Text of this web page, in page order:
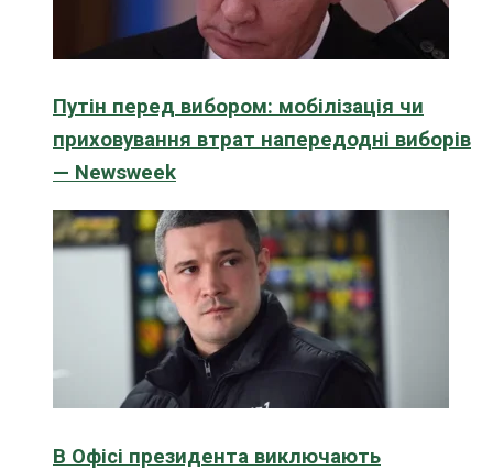
Путін перед вибором: мобілізація чи
приховування втрат напередодні виборів
— Newsweek
В Офісі президента виключають